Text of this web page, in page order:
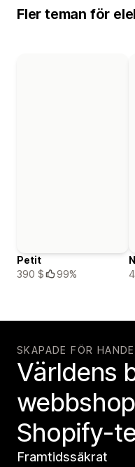
Fler teman för
Petit
390 $
99%
SKAPADE FÖR
Världens
Shopify-
Framtidssäkrat